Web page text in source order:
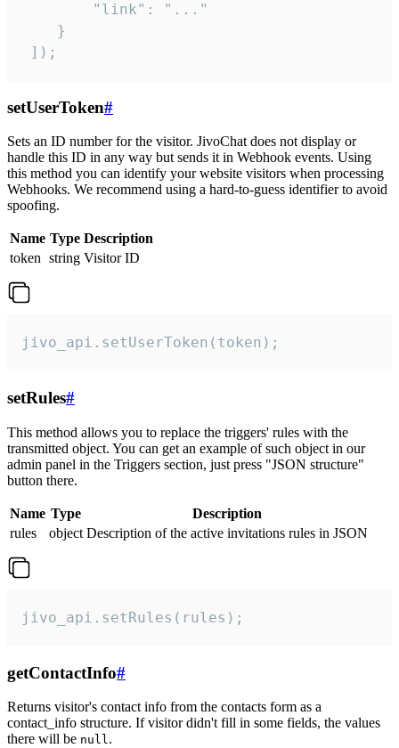
        "link": "..."
    }
]);
setUserToken#
Sets an ID number for the visitor. JivoChat does not display or
handle this ID in any way but sends it in Webhook events. Using
this method you can identify your website visitors when processing
Webhooks. We recommend using a hard-to-guess identifier to avoid
spoofing.
Name Type Description
token string Visitor ID
jivo_api.setUserToken(token);
setRules#
This method allows you to replace the triggers' rules with the
transmitted object. You can get an example of such object in our
admin panel in the Triggers section, just press "JSON structure"
button there.
Name Type
Description
rules
object Description of the active invitations rules in JSON
jivo_api.setRules(rules);
getContactInfo#
Returns visitor's contact info from the contacts form as a
contact_info structure. If visitor didn't fill in some fields, the values
there will be null.